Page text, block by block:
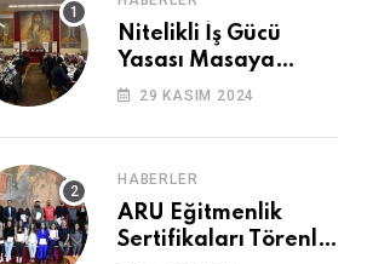
Nitelikli İş Gücü
Yasası Masaya
Yatırıldı
29 KASIM 2024
HABERLER
ARU Eğitmenlik
Sertifikaları Törenle